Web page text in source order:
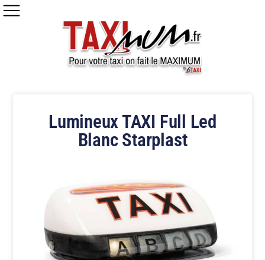
Lumineux TAXI Full Led
Blanc Starplast